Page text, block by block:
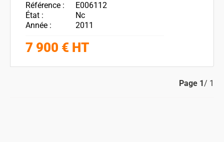
Référence
E006112
État
Nc
Année
2011
7 900 € HT
Page 1/ 1